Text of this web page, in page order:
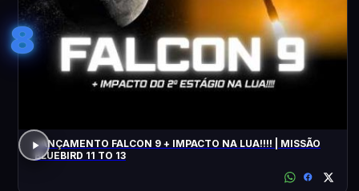
8
LANÇAMENTO FALCON 9 + IMPACTO NA LUA!!!! | MISSÃO
BLUEBIRD 11 TO 13